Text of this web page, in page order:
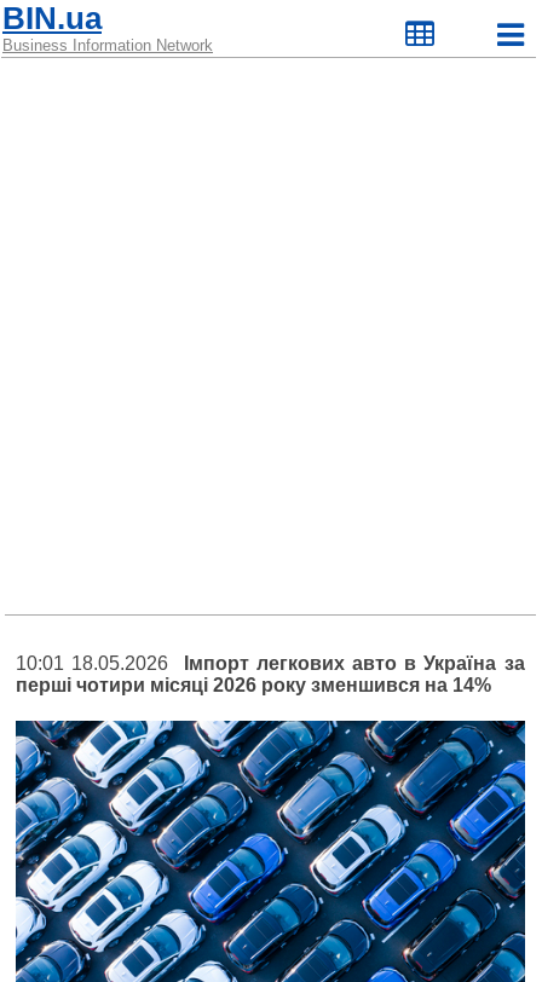
BIN.ua
Business Information Network
10:01 18.05.2026
Імпорт легкових авто в Україна за
перші чотири місяці 2026 року зменшився на 14%